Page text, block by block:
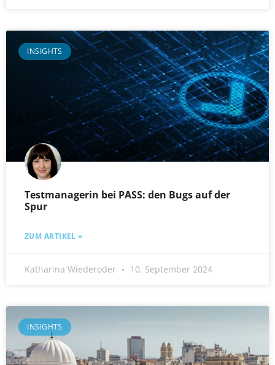
INSIGHTS
Testmanagerin bei PASS: den Bugs auf der
Spur
ZUM ARTIKEL »
Katharina Wiederoder 10. September 2024
INSIGHTS